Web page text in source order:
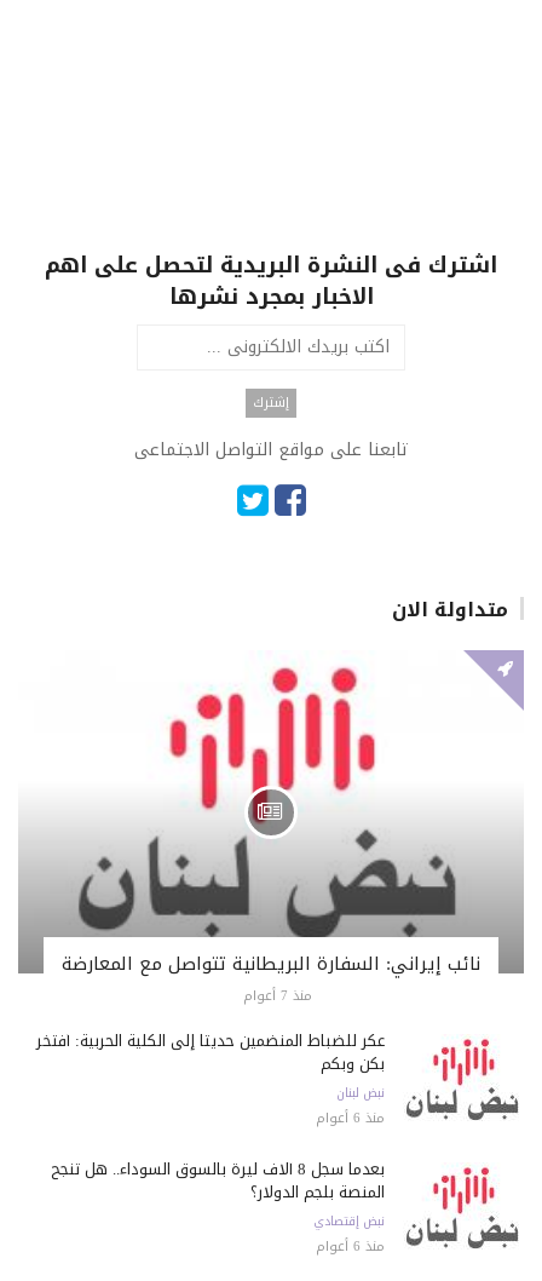
اشترك فى النشرة البريدية لتحصل على اهم
الاخبار بمجرد نشرها
تابعنا على مواقع التواصل الاجتماعى
متداولة الان
نائب إيراني: السفارة البريطانية تتواصل مع المعارضة
منذ 7 أعوام
عكر للضباط المنضمين حديثاً إلى الكلية الحربية: أفتخر
بكن وبكم
نبض لبنان
منذ 6 أعوام
بعدما سجل 8 آلاف ليرة بالسوق السوداء.. هل تنجح
المنصة بلجم الدولار؟
نبض إقتصادي
منذ 6 أعوام